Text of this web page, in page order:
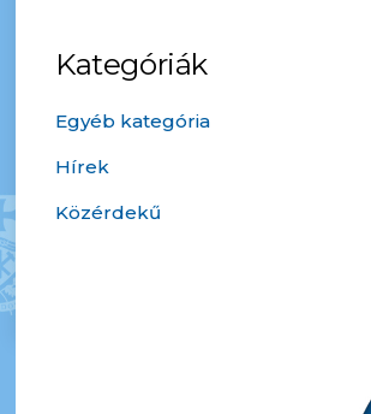
Kategóriák
Egyéb kategória
Hírek
Közérdekű